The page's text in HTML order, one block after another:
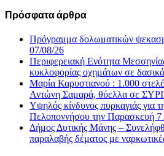
Πρόσφατα άρθρα
Πρόγραμμα δολωματικών
07/08/26
Περιφερειακή Ενότητα
κυκλοφορίας οχημάτων σε
Μαρία Καρυστιανού : 1.000
Αντώνη Σαμαρά, θύελλα σε
Υψηλός κίνδυνος πυρκαγιάς για
Πελοποννήσου την Παρασκευή
Δήμος Δυτικής Μάνης –
παραλαβής δέματος με